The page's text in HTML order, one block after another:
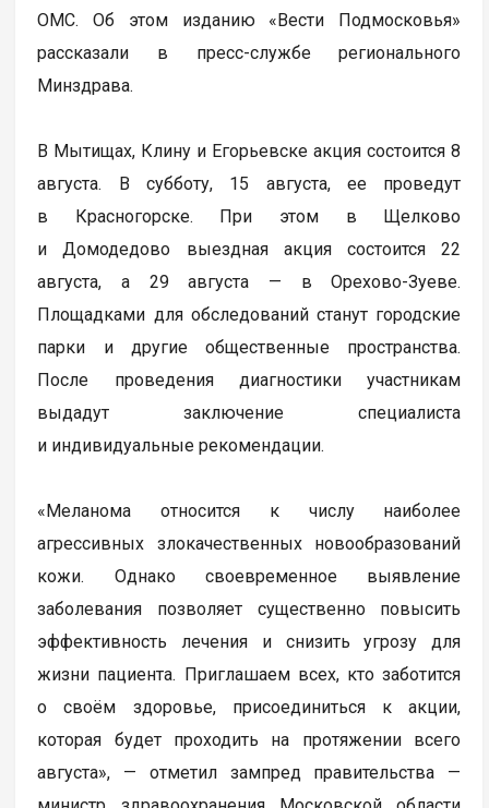
ОМС. Об этом изданию «Вести Подмосковья»
рассказали в пресс-службе регионального
Минздрава.
В Мытищах, Клину и Егорьевске акция состоится 8
августа. В субботу, 15 августа, ее проведут
в Красногорске. При этом в Щелково
и Домодедово выездная акция состоится 22
августа, а 29 августа — в Орехово-Зуеве.
Площадками для обследований станут городские
парки и другие общественные пространства.
После проведения диагностики участникам
выдадут заключение специалиста
и индивидуальные рекомендации.
«Меланома относится к числу наиболее
агрессивных злокачественных новообразований
кожи. Однако своевременное выявление
заболевания позволяет существенно повысить
эффективность лечения и снизить угрозу для
жизни пациента. Приглашаем всех, кто заботится
о своём здоровье, присоединиться к акции,
которая будет проходить на протяжении всего
августа», — отметил зампред правительства —